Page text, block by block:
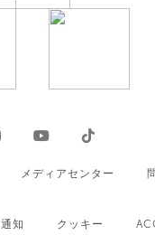
メディアセンター
知 クッキー